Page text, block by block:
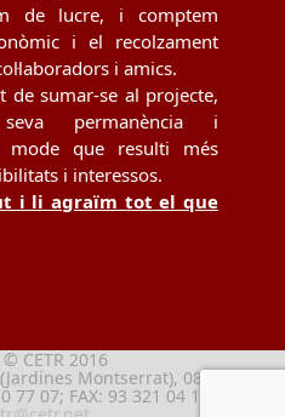
de lucre, i comptem
i el recolzament
i amics.
de sumar-se al projecte,
permanència i
mode que resulti més
i interessos.
i li agraïm tot el que
CETR 2016
Montserrat), 08029
07; FAX: 93 321 04 13; e-